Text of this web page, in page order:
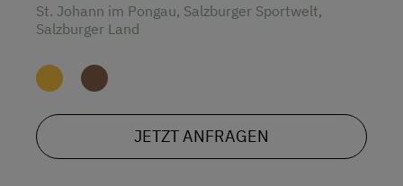
St. Johann im Pongau, Salzburger Sportwelt,
Salzburger Land
JETZT ANFRAGEN